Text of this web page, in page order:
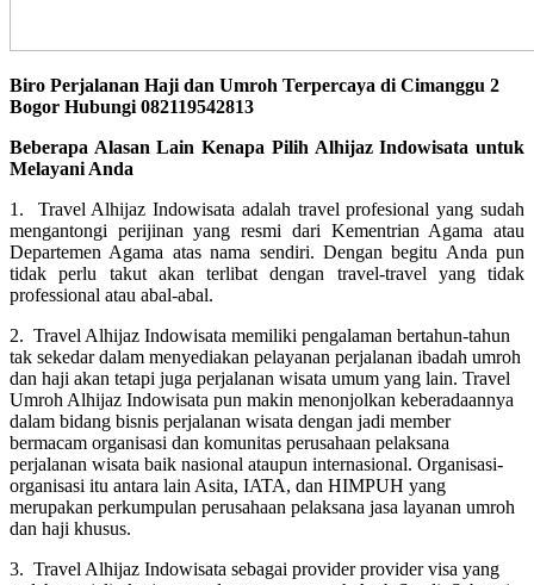
Biro Perjalanan Haji dan Umroh Terpercaya di Cimanggu 2
Bogor Hubungi 082119542813
Beberapa Alasan Lain Kenapa Pilih Alhijaz Indowisata untuk
Melayani Anda
1. Travel Alhijaz Indowisata adalah travel profesional yang sudah
mengantongi perijinan yang resmi dari Kementrian Agama atau
Departemen Agama atas nama sendiri. Dengan begitu Anda pun
tidak perlu takut akan terlibat dengan travel-travel yang tidak
professional atau abal-abal.
2. Travel Alhijaz Indowisata memiliki pengalaman bertahun-tahun
tak sekedar dalam menyediakan pelayanan perjalanan ibadah umroh
dan haji akan tetapi juga perjalanan wisata umum yang lain. Travel
Umroh Alhijaz Indowisata pun makin menonjolkan keberadaannya
dalam bidang bisnis perjalanan wisata dengan jadi member
bermacam organisasi dan komunitas perusahaan pelaksana
perjalanan wisata baik nasional ataupun internasional. Organisasi-
organisasi itu antara lain Asita, IATA, dan HIMPUH yang
merupakan perkumpulan perusahaan pelaksana jasa layanan umroh
dan haji khusus.
3. Travel Alhijaz Indowisata sebagai provider provider visa yang